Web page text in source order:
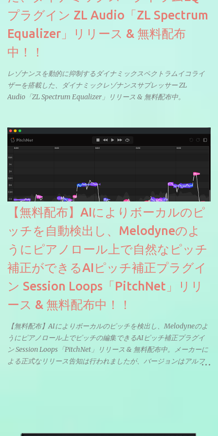
プラグイン ZL Audio「ZL Spectrum
Equalizer」リリース & 無料配布
中！！
レゾナンスを動的に抑制するダイナミックスペクトラムイコライ
ザーを搭載した、ダイナミックレゾナンスサプレッサー ZL
Audio「ZL Spectrum Equalizer」リリース & 無料配布中。
【無料配布】AIによりボーカルのピ
ッチを自動検出し、Melodyneのよ
うにピアノロール上で自然なピッチ
補正ができるAIピッチ補正プラグイ
ン Session Loops「PitchNet」リリ
ース & 無料配布中！！
【無料配布】AIによりボーカルのピッチを検出し、Melodyneのよ
うにピアノロール上でピッチの編集できるAIピッチ補正プラグイ
ン Session Loops「PitchNet」リリース & 無料配布中。メーカーに
よる正式なリリース告知は行われましたが、バージョンはアルフ
ソースを元に設計・改良した製品のようです。